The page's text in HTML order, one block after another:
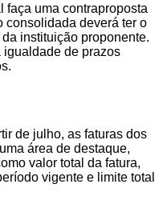
faça uma contraproposta
consolidada deverá ter o
instituição proponente.
igualdade de prazos
de julho, as faturas dos
área de destaque,
valor total da fatura,
vigente e limite total